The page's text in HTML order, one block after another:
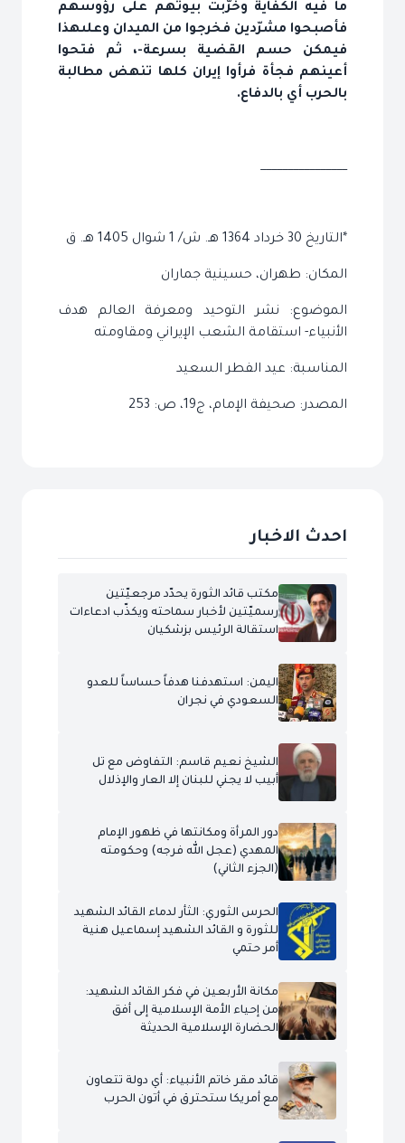
ما فيه الكفاية وخرّبت بيوتهم على رؤوسهم
فأصبحوا مشرّدين فخرجوا من الميدان وعلى‏هذا
فيمكن حسم القضية بسرعة-، ثم فتحوا
أعينهم فجأة فرأوا إيران كلها تنهض مطالبة
بالحرب أي بالدفاع.
________________
*التاريخ 30 خرداد 1364 هـ. ش/ 1 شوال 1405 هـ. ق‏
المكان: طهران، حسينية جماران‏
الموضوع: نشر التوحيد ومعرفة العالم هدف
الأنبياء- استقامة الشعب الإيراني ومقاومته‏
المناسبة: عيد الفطر السعيد
المصدر: صحيفة الإمام، ج‏19، ص: 253
احدث الاخبار
مكتب قائد الثورة يحدّد مرجعيّتين
رسميّتين لأخبار سماحته ويكذّب ادعاءات
استقالة الرئيس بزشكيان
اليمن: استهدفنا هدفاً حساساً للعدو
السعودي في نجران
الشيخ نعيم قاسم: التفاوض مع تل
أبيب لا يجني للبنان إلا العار والإذلال
دور المرأة ومكانتها في ظهور الإمام
المهدي (عجل الله فرجه) وحكومته
(الجزء الثاني)
الحرس الثوري: الثأر لدماء القائد الشهيد
للثورة و القائد الشهيد إسماعيل هنية
أمر حتمي
مكانة الأربعين في فكر القائد الشهيد:
من إحياء الأمة الإسلامية إلى أفق
الحضارة الإسلامية الحديثة
قائد مقر خاتم الأنبياء: أي دولة تتعاون
مع أمريكا ستحترق في أتون الحرب